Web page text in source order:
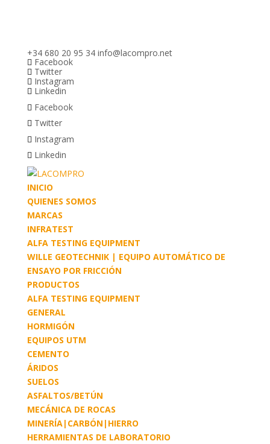
+34 680 20 95 34 info@lacompro.net
Facebook
Twitter
Instagram
Linkedin
Facebook
Twitter
Instagram
Linkedin
INICIO
QUIENES SOMOS
MARCAS
INFRATEST
ALFA TESTING EQUIPMENT
WILLE GEOTECHNIK | EQUIPO AUTOMÁTICO DE
ENSAYO POR FRICCIÓN
PRODUCTOS
ALFA TESTING EQUIPMENT
GENERAL
HORMIGÓN
EQUIPOS UTM
CEMENTO
ÁRIDOS
SUELOS
ASFALTOS/BETÚN
MECÁNICA DE ROCAS
MINERÍA|CARBÓN|HIERRO
HERRAMIENTAS DE LABORATORIO